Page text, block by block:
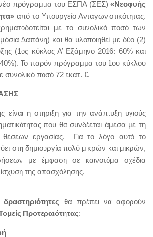
νέο πρόγραμμα του ΕΣΠΑ (ΣΕΣ) «Νεοφυής
από το Υπουργείο Ανταγωνιστικότητας.
με το συνολικό ποσό των
Δαπάνη) και θα υλοποιηθεί με δύο (2)
(1ος κύκλος Α’ Εξάμηνο 2016: 60% και
Το παρόν πρόγραμμα του 1ου κύκλου
συνολικό ποσό 72 εκατ. €.
είναι η στήριξη για την ανάπτυξη υγιούς
που θα συνδέεται άμεσα με τη
θέσεων εργασίας. Για το λόγο αυτό το
στη δημιουργία πολύ μικρών και μικρών,
με έμφαση σε καινοτόμα σχέδια
της απασχόλησης.
δραστηριότητες θα πρέπει να αφορούν
Προτεραιότητας: